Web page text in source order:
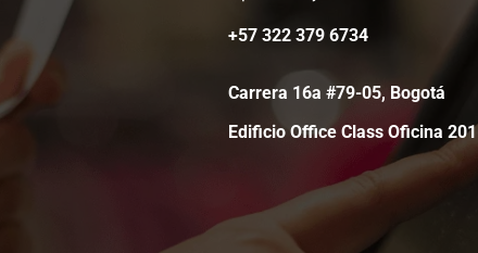
+57 322 379 6734
Carrera 16a #79-05, Bogotá
Edificio Office Class Oficina 201